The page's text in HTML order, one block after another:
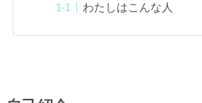
わたしはこんな人